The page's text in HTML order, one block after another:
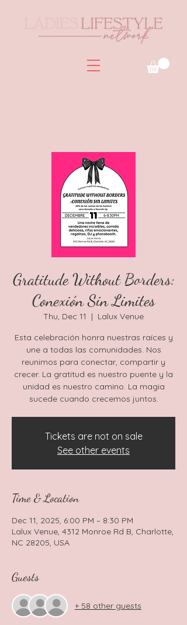
Gratitude Without Borders:
Conexión Sin Limites
Thu, Dec 11
  |
Lalux Venue
Esta celebración honra nuestras raíces y
une a todas las comunidades. Nos
reunimos para conectar, compartir y
crecer. La gratitud es nuestro puente y la
unidad es nuestro camino. La magia
sucede cuando crecemos juntos.
Tickets are not on sale
See other events
Time & Location
Dec 11, 2025, 6:00 PM – 8:30 PM
Lalux Venue, 4312 Monroe Rd B, Charlotte,
NC 28205, USA
Guests
+ 58 other guests